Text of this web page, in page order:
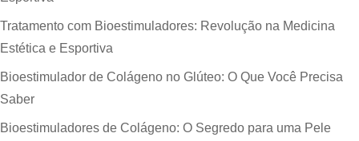
Tratamento com Bioestimuladores: Revolução na Medicina
Estética e Esportiva
Bioestimulador de Colágeno no Glúteo: O Que Você Precisa
Saber
Bioestimuladores de Colágeno: O Segredo para uma Pele